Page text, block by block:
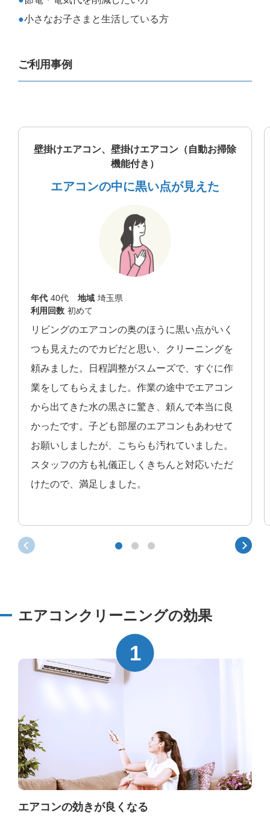
小さなお子さまと生活している方
ご利用事例
壁掛けエアコン、壁掛けエアコン（自動お掃除
機能付き）
エアコンの中に黒い点が見えた
年代 40代 地域 埼玉県
利用回数 初めて
リビングのエアコンの奥のほうに黒い点がいく
つも見えたのでカビだと思い、クリーニングを
頼みました。日程調整がスムーズで、すぐに作
業をしてもらえました。作業の途中でエアコン
から出てきた水の黒さに驚き、頼んで本当に良
かったです。子ども部屋のエアコンもあわせて
お願いしましたが、こちらも汚れていました。
スタッフの方も礼儀正しくきちんと対応いただ
けたので、満足しました。
エアコンクリーニングの効果
エアコンの効きが良くなる